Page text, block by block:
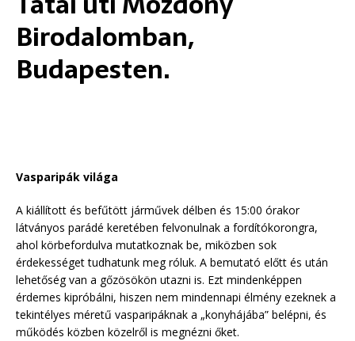
Birodalomban,
Budapesten.
Vasparipák világa
A kiállított és befűtött járművek délben és 15:00 órakor
látványos parádé keretében felvonulnak a fordítókorongra,
ahol körbefordulva mutatkoznak be, miközben sok
érdekességet tudhatunk meg róluk. A bemutató előtt és után
lehetőség van a gőzösökön utazni is. Ezt mindenképpen
érdemes kipróbálni, hiszen nem mindennapi élmény ezeknek a
tekintélyes méretű vasparipáknak a „konyhájába” belépni, és
működés közben közelről is megnézni őket.